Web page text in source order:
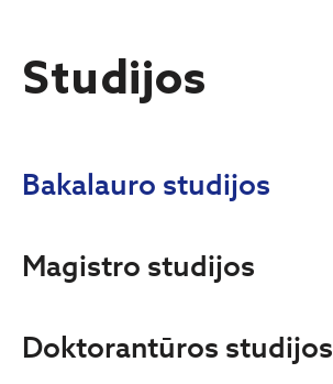
Studijos
Bakalauro studijos
Magistro studijos
Doktorantūros studijos